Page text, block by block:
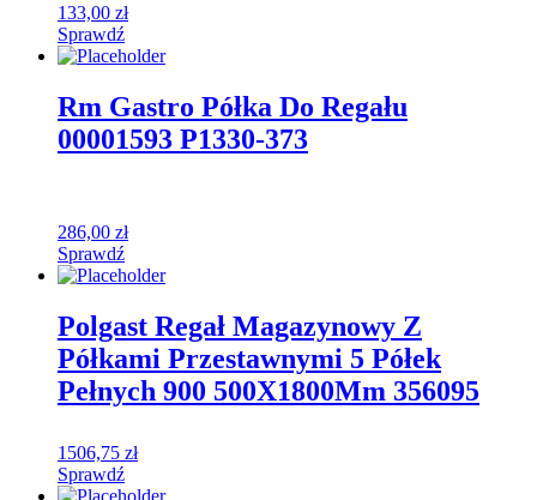
133,00 zł
Sprawdź
Rm Gastro Półka Do Regału
00001593 P1330-373
286,00 zł
Sprawdź
Polgast Regał Magazynowy Z
Półkami Przestawnymi 5 Półek
Pełnych 900 500X1800Mm 356095
1506,75 zł
Sprawdź